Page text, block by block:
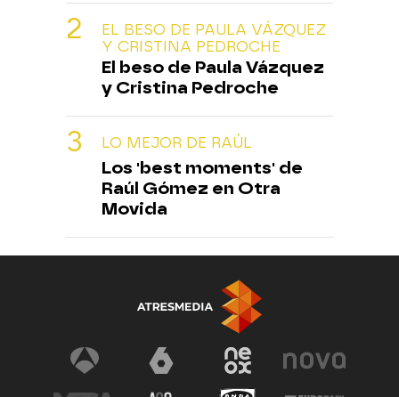
EL BESO DE PAULA VÁZQUEZ
Y CRISTINA PEDROCHE
El beso de Paula Vázquez
y Cristina Pedroche
LO MEJOR DE RAÚL
Los 'best moments' de
Raúl Gómez en Otra
Movida